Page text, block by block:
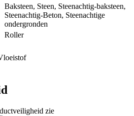
Baksteen, Steen, Steenachtig-baksteen,
Steenachtig-Beton, Steenachtige
ondergronden
Roller
zie